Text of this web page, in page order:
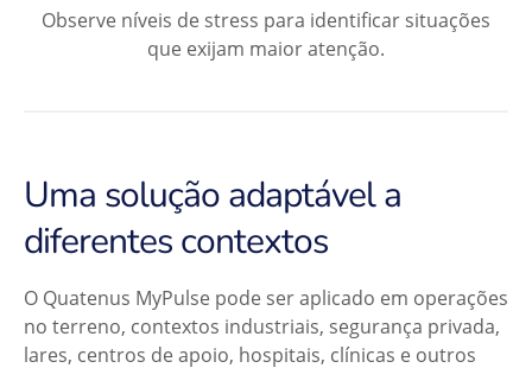
Observe níveis de stress para identificar situações
que exijam maior atenção.
Uma solução adaptável a
diferentes contextos
O Quatenus MyPulse pode ser aplicado em operações
no terreno, contextos industriais, segurança privada,
lares, centros de apoio, hospitais, clínicas e outros